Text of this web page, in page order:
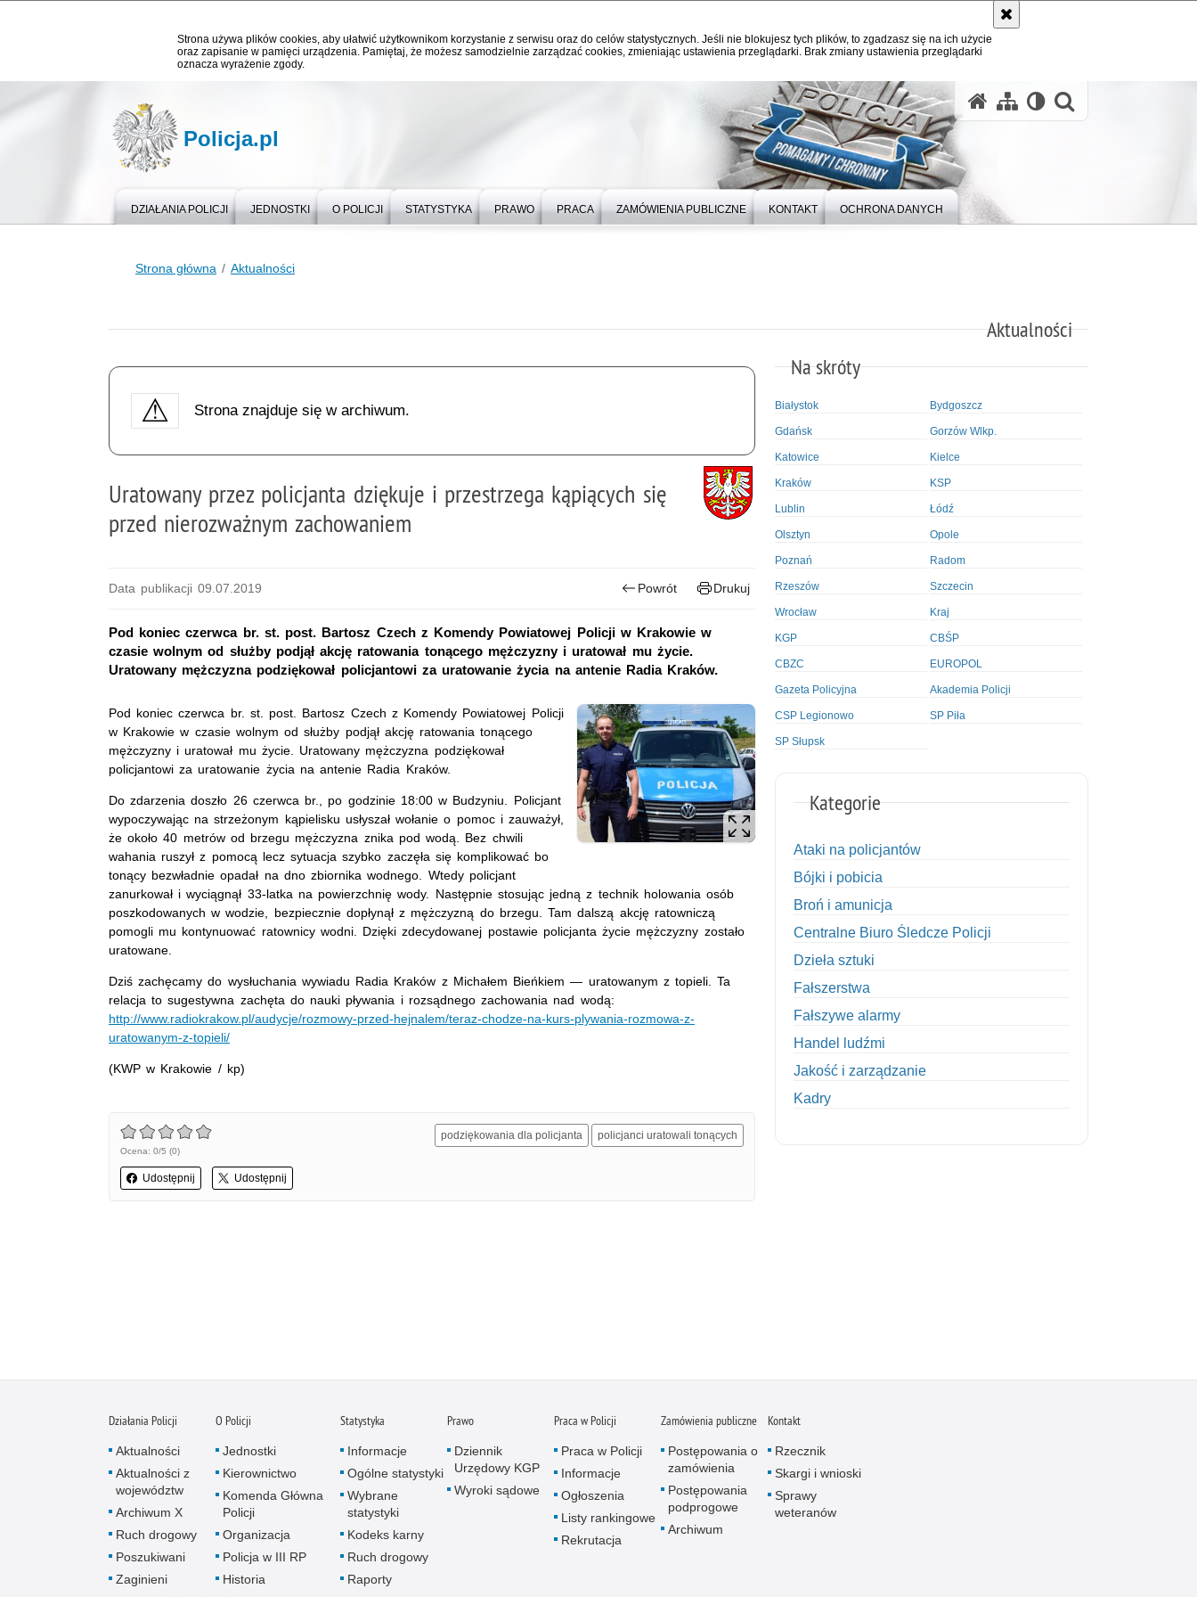
Strona używa plików cookies, aby ułatwić użytkownikom korzystanie z serwisu oraz do celów statystycznych. Jeśli nie blokujesz tych plików, to zgadzasz się na ich użycie
oraz zapisanie w pamięci urządzenia. Pamiętaj, że możesz samodzielnie zarządzać cookies, zmieniając ustawienia przeglądarki. Brak zmiany ustawienia przeglądarki
oznacza wyrażenie zgody.
Policja.pl
DZIAŁANIA POLICJI JEDNOSTKI O POLICJI STATYSTYKA PRAWO PRACA ZAMÓWIENIA PUBLICZNE KONTAKT OCHRONA DANYCH
Strona główna Aktualności
Aktualności
Strona znajduje się w archiwum.
Uratowany przez policjanta dziękuje i przestrzega kąpiących się
przed nierozważnym zachowaniem
Data publikacji 09.07.2019 Powrót Drukuj
Pod koniec czerwca br. st. post. Bartosz Czech z Komendy Powiatowej Policji w Krakowie w
czasie wolnym od służby podjął akcję ratowania tonącego mężczyzny i uratował mu życie.
Uratowany mężczyzna podziękował policjantowi za uratowanie życia na antenie Radia Kraków.
Pod koniec czerwca br. st. post. Bartosz Czech z Komendy Powiatowej Policji
w Krakowie w czasie wolnym od służby podjął akcję ratowania tonącego
mężczyzny i uratował mu życie. Uratowany mężczyzna podziękował
policjantowi za uratowanie życia na antenie Radia Kraków.
Do zdarzenia doszło 26 czerwca br., po godzinie 18:00 w Budzyniu. Policjant
wypoczywając na strzeżonym kąpielisku usłyszał wołanie o pomoc i zauważył,
że około 40 metrów od brzegu mężczyzna znika pod wodą. Bez chwili
wahania ruszył z pomocą lecz sytuacja szybko zaczęła się komplikować bo
tonący bezwładnie opadał na dno zbiornika wodnego. Wtedy policjant
zanurkował i wyciągnął 33-latka na powierzchnię wody. Następnie stosując jedną z technik holowania osób
poszkodowanych w wodzie, bezpiecznie dopłynął z mężczyzną do brzegu. Tam dalszą akcję ratowniczą
pomogli mu kontynuować ratownicy wodni. Dzięki zdecydowanej postawie policjanta życie mężczyzny zostało
uratowane.
Dziś zachęcamy do wysłuchania wywiadu Radia Kraków z Michałem Bieńkiem — uratowanym z topieli. Ta
relacja to sugestywna zachęta do nauki pływania i rozsądnego zachowania nad wodą:
http://www.radiokrakow.pl/audycje/rozmowy-przed-hejnalem/teraz-chodze-na-kurs-plywania-rozmowa-z-
uratowanym-z-topieli/
(KWP w Krakowie / kp)
Ocena: 0/5 (0)
Udostępnij Udostępnij
podziękowania dla policjanta policjanci uratowali tonących
Na skróty
Białystok Bydgoszcz
Gdańsk Gorzów Wlkp.
Katowice Kielce
Kraków KSP
Lublin Łódź
Olsztyn Opole
Poznań Radom
Rzeszów Szczecin
Wrocław Kraj
KGP CBŚP
CBZC EUROPOL
Gazeta Policyjna Akademia Policji
CSP Legionowo SP Piła
SP Słupsk
Kategorie
Ataki na policjantów
Bójki i pobicia
Broń i amunicja
Centralne Biuro Śledcze Policji
Dzieła sztuki
Fałszerstwa
Fałszywe alarmy
Handel ludźmi
Jakość i zarządzanie
Kadry
Nielegalny handel farmaceutykami
Nietrzeźwi kierujący
Nietrzeźwi opiekunowie
Nietrzeźwi pracownicy
Działania Policji
Aktualności
Aktualności z
województw
Archiwum X
Ruch drogowy
Poszukiwani
Zaginieni
O Policji
Jednostki
Kierownictwo
Komenda Główna
Policji
Organizacja
Policja w III RP
Historia
Statystyka
Informacje
Ogólne statystyki
Wybrane
statystyki
Kodeks karny
Ruch drogowy
Raporty
Prawo
Dziennik
Urzędowy KGP
Wyroki sądowe
Praca w Policji
Praca w Policji
Informacje
Ogłoszenia
Listy rankingowe
Rekrutacja
Zamówienia publiczne
Postępowania o
zamówienia
Postępowania
podprogowe
Archiwum
Kontakt
Rzecznik
Skargi i wnioski
Sprawy
weteranów